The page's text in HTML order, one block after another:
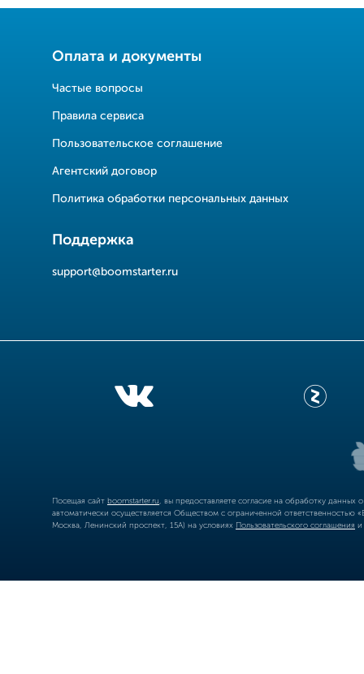
Оплата и документы
Частые вопросы
Правила сервиса
Пользовательское соглашение
Агентский договор
Политика обработки персональных данных
Поддержка
support@boomstarter.ru
Посещая сайт boomstarter.ru , вы предоставляете согласие на обработку
автоматически осуществляется Обществом с ограниченной
Москва, Ленинский проспект, 15А) на условиях Пользовательского соглашения и